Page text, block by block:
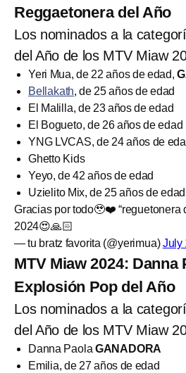
Reggaetonera del Año
Los nominados a la
del Año de los MTV Miaw
Yeri Mua, de 22 años de edad,
Bellakath, de 25 años de edad
El Malilla, de 23 años de edad
El Bogueto, de 26 años de edad
YNG LVCAS, de 24 años de
Ghetto Kids
Yeyo, de 42 años de edad
Uzielito Mix, de 25 años de edad
Gracias por todo🥹❤️ “reguetonera
2024😍🙏🏻
— tu bratz favorita (@yerimua)July
MTV Miaw 2024: Danna
Explosión Pop del Año
Los nominados a la
del Año de los MTV Miaw
Danna Paola GANADORA
Emilia, de 27 años de edad